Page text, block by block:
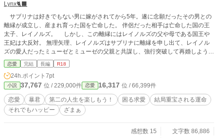
Lynx🐈‍⬛
サブリナは好きでもない男に嫁がされてから5年。遂に念願だったその男との
離縁が成立し、産まれ育った国を亡命した。 伴侶だった相手は亡命した国の王
太子、レイノルズ。 しかし、この離縁にはレイノルズの父や母である国王や
王妃は大反対。 無理矢理、レイノルズはサブリナに離縁を申し出て、レイノル
ズの愛人だったミューゼとミューゼの父親と共謀し、強行突破して再婚しようと
していたからだった。 だが、サブリナはそのレイノルズの言葉に喜んで承諾
する。 サブリナは国王、王妃、そして国王の側近達からの静止を振り切って
迄、レイノルズの暴君に乗ったのだった。それが、その国の存亡に左右されると
知っていて、サブリナは隣国へと亡命したのである。 ※Hシーンには♡が付いて
ます
恋愛 完結 長編 R18
24h.ポイント 7pt
小説 37,767 位 / 229,000件 恋愛 16,317 位 / 66,399件
恋愛 暴君 第二の人生を楽しもう！ 困る求愛
結局重宝される運命
それでもハッピー
ざまぁ
感想数 15
文字数 86,886